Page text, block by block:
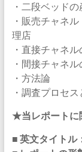
・二段ベッド
・販売チャネ
理店
・直接チャネ
・間接チャネ
・方法論
・調査プロセ
★当レポートに
■ 英文タイトル